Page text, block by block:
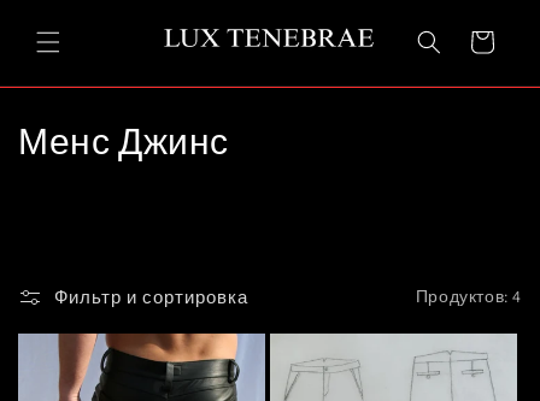
к
контенту
Корзина
К
л
е
Менс Джинс
Фильтр и сортировка Продуктов: 4